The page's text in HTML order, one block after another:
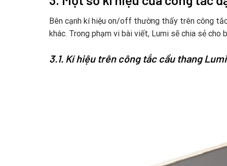
Bên cạnh kí hiệu on/off thường thấy trên công
khác. Trong phạm vi bài viết, Lumi sẽ chia sẻ
3.1. Kí hiệu trên công tắc cầu thang Lumi